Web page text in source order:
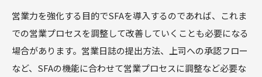
営業力を強化する目的でSFAを導入するのであれば、これま
での営業プロセスを調整して改善していくことも必要になる
場合があります。営業日誌の提出方法、上司への承認フロー
など、SFAの機能に合わせて営業プロセスに調整など必要な